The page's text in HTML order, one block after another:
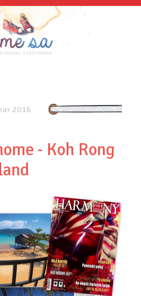
2016
- Koh Rong